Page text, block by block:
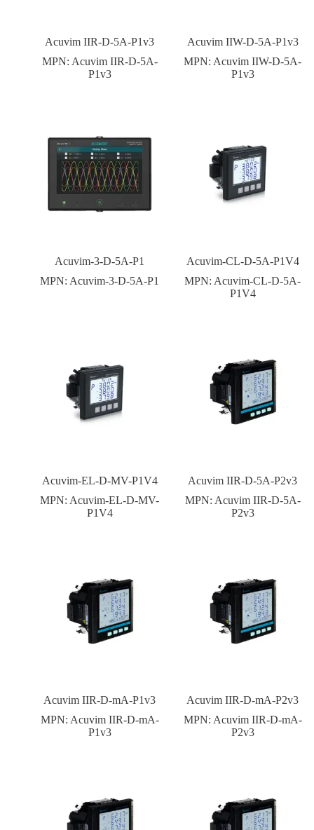
Acuvim IIR-D-5A-P1v3
MPN: Acuvim IIR-D-5A-
P1v3
Acuvim IIW-D-5A-P1v3
MPN: Acuvim IIW-D-5A-
P1v3
Acuvim-3-D-5A-P1
MPN: Acuvim-3-D-5A-P1
Acuvim-CL-D-5A-P1V4
MPN: Acuvim-CL-D-5A-
P1V4
Acuvim-EL-D-MV-P1V4
MPN: Acuvim-EL-D-MV-
P1V4
Acuvim IIR-D-5A-P2v3
MPN: Acuvim IIR-D-5A-
P2v3
Acuvim IIR-D-mA-P1v3
MPN: Acuvim IIR-D-mA-
P1v3
Acuvim IIR-D-mA-P2v3
MPN: Acuvim IIR-D-mA-
P2v3